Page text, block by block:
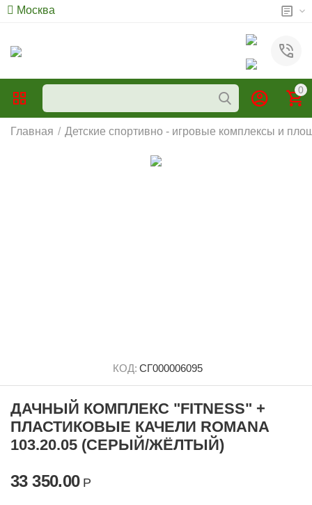
Москва
0
Главная / Детские спортивно - игровые комплексы и
КОД: СГ000006095
ДАЧНЫЙ КОМПЛЕКС "FITNESS" +
ПЛАСТИКОВЫЕ КАЧЕЛИ ROMANA
103.20.05 (СЕРЫЙ/ЖЁЛТЫЙ)
33 350.00 Р